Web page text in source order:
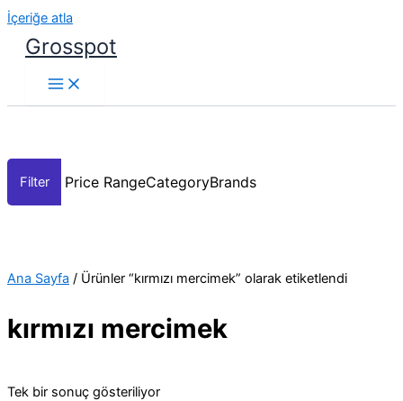
İçeriğe atla
Grosspot
Price RangeCategoryBrands
Ana Sayfa / Ürünler “kırmızı mercimek” olarak etiketlendi
kırmızı mercimek
Tek bir sonuç gösteriliyor